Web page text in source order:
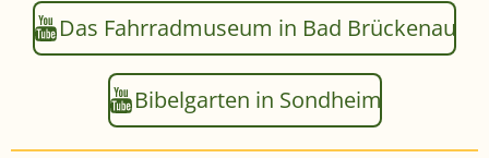
Das Fahrradmuseum in Bad Brückenau
Bibelgarten in Sondheim